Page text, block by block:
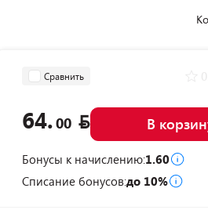
Сравнить
64.00 В
Бонусы к начислению:1.60
Списание бонусов:до 10%